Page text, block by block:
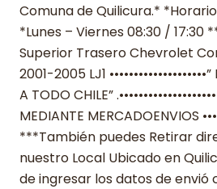
Comuna de Quilicura.*
*Lunes – Viernes 08:30 /
Superior Trasero Chevrolet
2001-2005 LJ1
A TODO CHILE” .•••••••••••••••••••••
MEDIANTE MERCADOENVIOS
***También puedes Retirar
nuestro Local Ubicado en
de ingresar los datos de envió